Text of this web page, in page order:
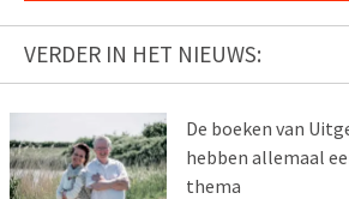
VERDER IN HET NIEUWS:
De boeken van
hebben allemaal
thema